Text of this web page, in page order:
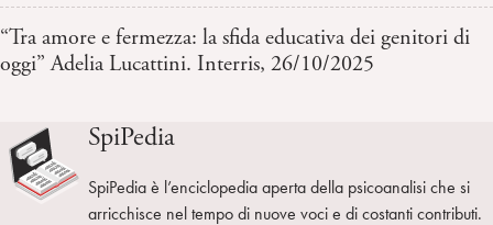
“Tra amore e fermezza: la sfida educativa dei genitori di
oggi” Adelia Lucattini. Interris, 26/10/2025
SpiPedia
SpiPedia è l’enciclopedia aperta della psicoanalisi che si
arricchisce nel tempo di nuove voci e di costanti contributi.